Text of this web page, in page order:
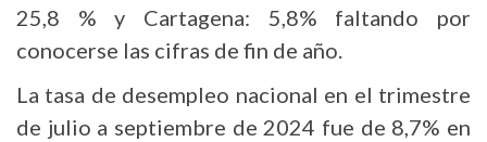
25,8 % y Cartagena: 5,8% faltando por
conocerse las cifras de fin de año.
La tasa de desempleo nacional en el trimestre
de julio a septiembre de 2024 fue de 8,7% en